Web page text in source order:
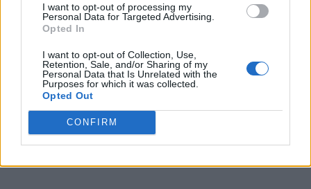
I want to opt-out of processing my
Personal Data for Targeted Advertising.
Opted In
I want to opt-out of Collection, Use,
Retention, Sale, and/or Sharing of my
Personal Data that Is Unrelated with the
Purposes for which it was collected.
Opted Out
CONFIRM ad